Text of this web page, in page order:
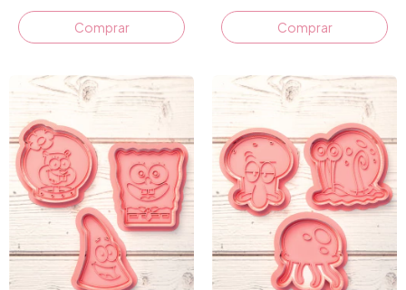
Comprar Comprar